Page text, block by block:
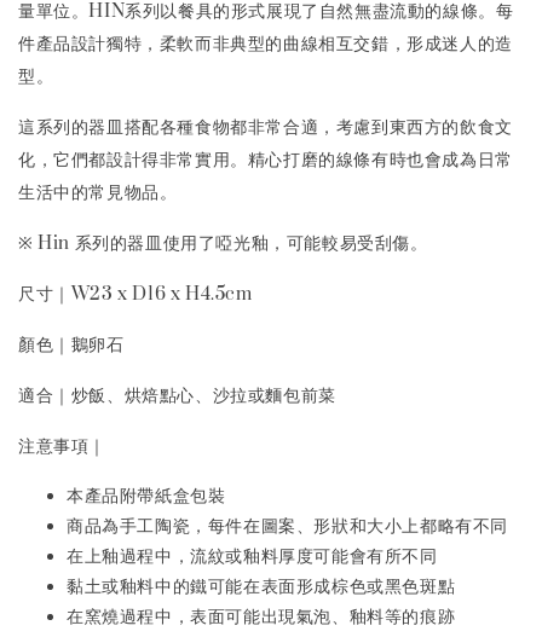
量單位。HIN系列以餐具的形式展現了自然無盡流動的線條。每
件產品設計獨特，柔軟而非典型的曲線相互交錯，形成迷人的造
型。
這系列的器皿搭配各種食物都非常合適，考慮到東西方的飲食文
化，它們都設計得非常實用。精心打磨的線條有時也會成為日常
生活中的常見物品。
※ Hin 系列的器皿使用了啞光釉，可能較易受刮傷。
尺寸｜W23 x D16 x H4.5cm
顏色｜鵝卵石
適合｜炒飯、烘焙點心、沙拉或麵包前菜
注意事項｜
本產品附帶紙盒包裝
商品為手工陶瓷，每件在圖案、形狀和大小上都略有不同
在上釉過程中，流紋或釉料厚度可能會有所不同
黏土或釉料中的鐵可能在表面形成棕色或黑色斑點
在窯燒過程中，表面可能出現氣泡、釉料等的痕跡